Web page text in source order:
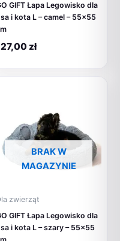
GIFT Łapa Legowisko dla
i kota L – camel – 55×55
zł
BRAK W
MAGAZYNIE
zwierząt
GIFT Łapa Legowisko dla
i kota L – szary – 55×55